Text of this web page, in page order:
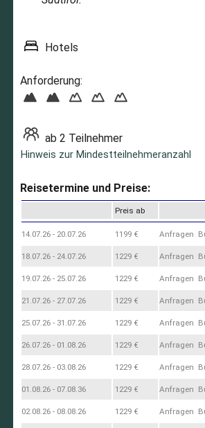
Hotels
Anforderung:
ab 2 Teilnehmer
Hinweis zur Mindestteilnehmeranzahl
Reisetermine und Preise:
Preis ab
14.07.26 - 20.07.26 1199 € Anfragen
18.07.26 - 24.07.26 1229 € Anfragen
19.07.26 - 25.07.26 1229 € Anfragen
21.07.26 - 27.07.26 1229 € Anfragen
25.07.26 - 31.07.26 1229 € Anfragen
26.07.26 - 01.08.26 1229 € Anfragen
28.07.26 - 03.08.26 1229 € Anfragen
01.08.26 - 07.08.36 1229 € Anfragen
02.08.26 - 08.08.26 1229 € Anfragen